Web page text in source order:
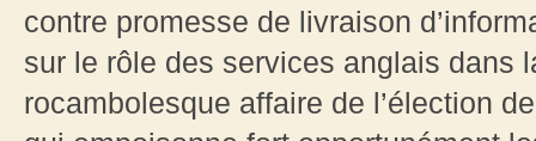
contre promesse de livraison
sur le rôle des services anglais dans
rocambolesque affaire de l’élection